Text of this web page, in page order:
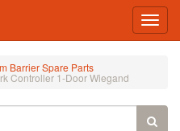
Barrier Spare Parts
Controller 1-Door Wiegand